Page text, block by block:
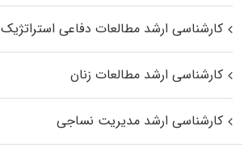
کارشناسی ارشد مطالعات دفاعی استراتژیک
کارشناسی ارشد مطالعات زنان
کارشناسی ارشد مدیریت نساجی